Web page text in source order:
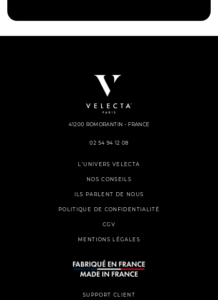
41200 ROMORANTIN - FRANCE
02 54 94 12 08
L'UNIVERS VELECTA
NOS CONSEILS
ILS PARLENT DE NOUS
POLITIQUE DE CONFIDENTIALITÉ
CGV
MENTIONS LÉGALES
SUPPORT CLIENT